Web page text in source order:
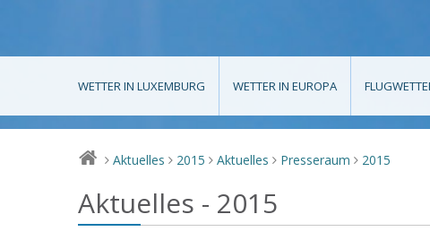
WETTER IN LUXEMBURG WETTER IN EUROPA
> Aktuelles > 2015 > Aktuelles > Presseraum > 2015
Aktuelles - 2015